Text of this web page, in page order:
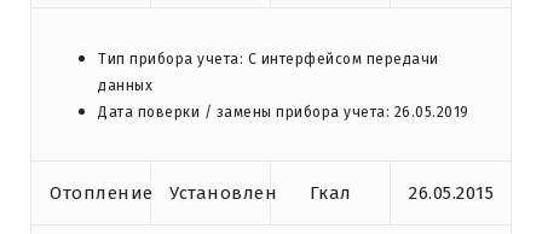
Тип прибора учета: С интерфейсом передачи
данных
Дата поверки / замены прибора учета: 26.05.2019
Отопление Установлен Гкал 26.05.2015